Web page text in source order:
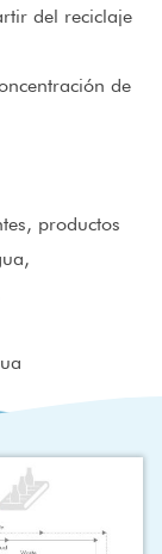
del reciclaje
de
productos